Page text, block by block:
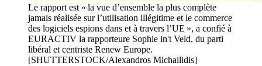
Le rapport est « la vue d’ensemble la plus complète
jamais réalisée sur l’utilisation illégitime et le commerce
des logiciels espions dans et à travers l’UE », a confié à
EURACTIV la rapporteure Sophie in't Veld, du parti
libéral et centriste Renew Europe.
[SHUTTERSTOCK/Alexandros Michailidis]